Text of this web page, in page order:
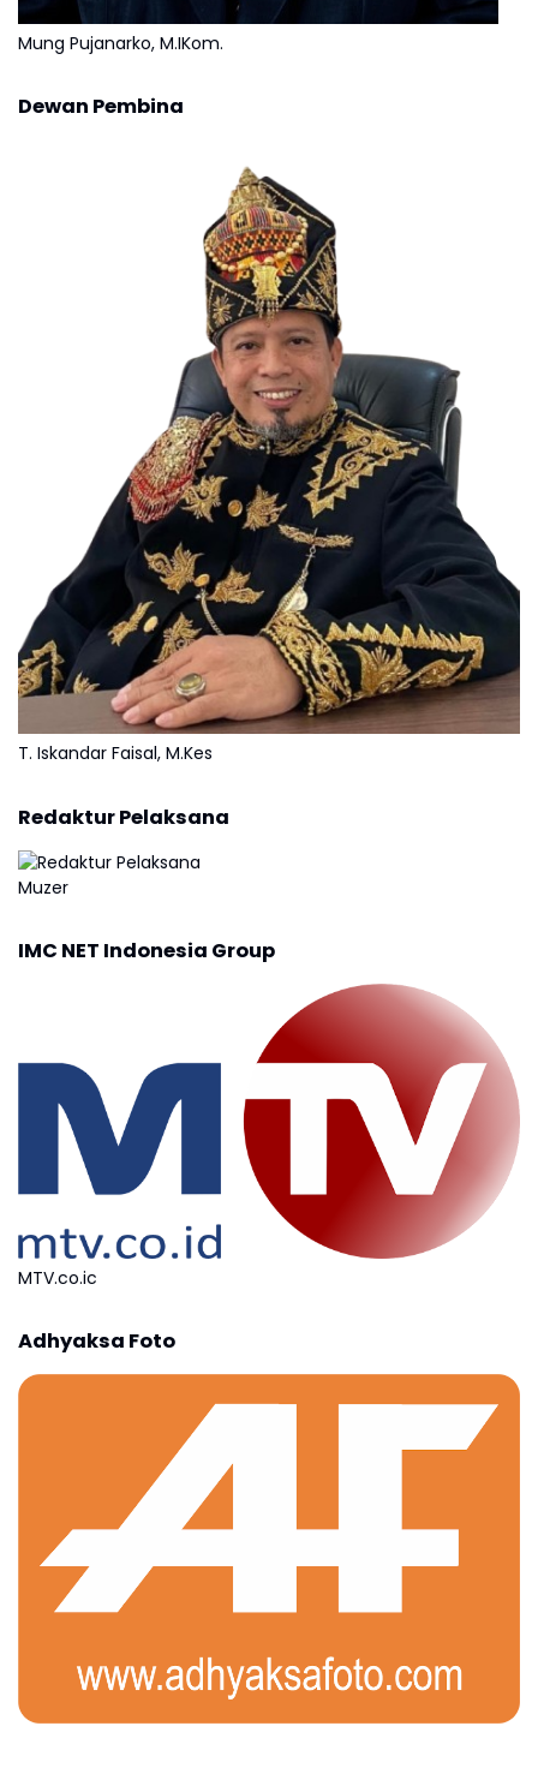
Mung Pujanarko, M.IKom.
Dewan Pembina
T. Iskandar Faisal, M.Kes
Redaktur Pelaksana
Muzer
IMC NET Indonesia Group
MTV.co.ic
Adhyaksa Foto